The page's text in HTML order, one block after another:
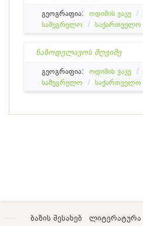
გეოგრაფია: ოდიშის ვაკე
სამეგრელო
საქართველო
ნაზოდელავოს მღვიმე
გეოგრაფია: ოდიშის ვაკე
სამეგრელო
საქართველო
ბაზის შესახებ ლიტერატურა